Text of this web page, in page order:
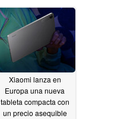
Xiaomi lanza en
Europa una nueva
tableta compacta con
un precio asequible